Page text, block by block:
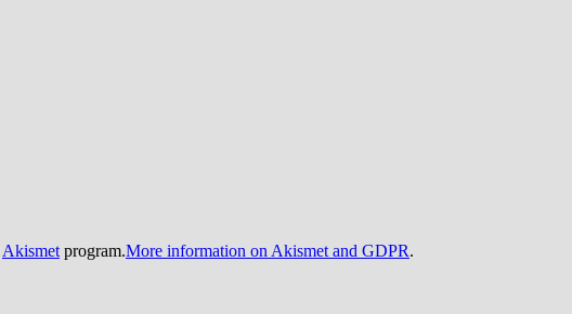
Akismet program.More information on Akismet and GDPR.